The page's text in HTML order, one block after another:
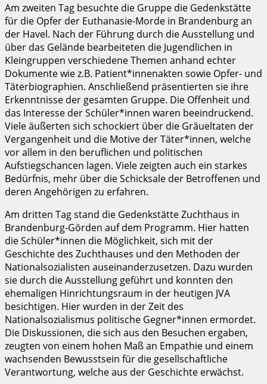
Am zweiten Tag besuchte die Gruppe die Gedenkstätte
für die Opfer der Euthanasie-Morde in Brandenburg an
der Havel. Nach der Führung durch die Ausstellung und
über das Gelände bearbeiteten die Jugendlichen in
Kleingruppen verschiedene Themen anhand echter
Dokumente wie z.B. Patient*innenakten sowie Opfer- und
Täterbiographien. Anschließend präsentierten sie ihre
Erkenntnisse der gesamten Gruppe. Die Offenheit und
das Interesse der Schüler*innen waren beeindruckend.
Viele äußerten sich schockiert über die Gräueltaten der
Vergangenheit und die Motive der Täter*innen, welche
vor allem in den beruflichen und politischen
Aufstiegschancen lagen. Viele zeigten auch ein starkes
Bedürfnis, mehr über die Schicksale der Betroffenen und
deren Angehörigen zu erfahren.
Am dritten Tag stand die Gedenkstätte Zuchthaus in
Brandenburg-Görden auf dem Programm. Hier hatten
die Schüler*innen die Möglichkeit, sich mit der
Geschichte des Zuchthauses und den Methoden der
Nationalsozialisten auseinanderzusetzen. Dazu wurden
sie durch die Ausstellung geführt und konnten den
ehemaligen Hinrichtungsraum in der heutigen JVA
besichtigen. Hier wurden in der Zeit des
Nationalsozialismus politische Gegner*innen ermordet.
Die Diskussionen, die sich aus den Besuchen ergaben,
zeugten von einem hohen Maß an Empathie und einem
wachsenden Bewusstsein für die gesellschaftliche
Verantwortung, welche aus der Geschichte erwächst.